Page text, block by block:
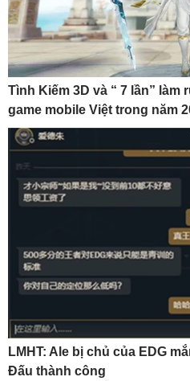
Tình Kiếm 3D và “ 7 lần”
game mobile Việt trong năm
LMHT: Ale bị chủ của EDG
Đấu thành công